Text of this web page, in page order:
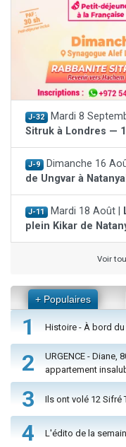
J-32 Mardi 8
Sitruk à Londres —
J-9 Dimanche 16
de Ungvar à
J-11 Mardi 18 Août |
plein Kikar de
Voir
+ Populaires
1 Histoire - À bord
2
URGENCE - Diane,
appartement
3 Ils ont volé 12 Sifré
4 L'édito de la